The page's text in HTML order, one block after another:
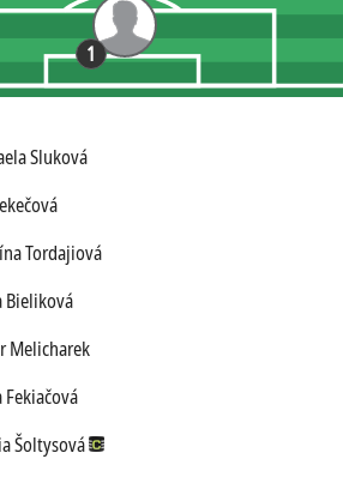
1
Sluková
Tordajiová
Bieliková
Melicharek
Fekiačová
Šoltysová